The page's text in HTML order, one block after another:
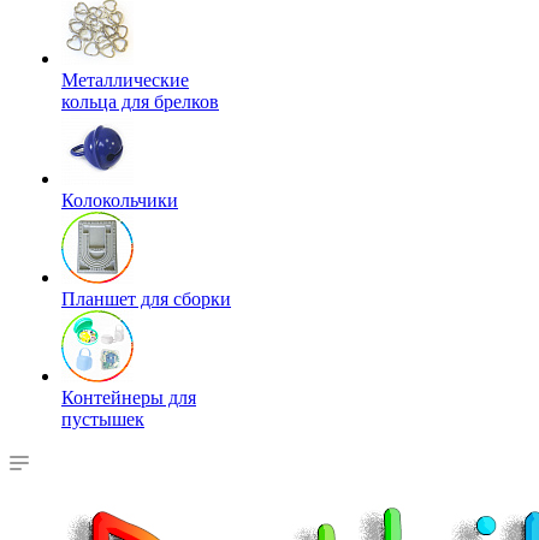
Металлические
кольца для брелков
Колокольчики
Планшет для сборки
Контейнеры для
пустышек